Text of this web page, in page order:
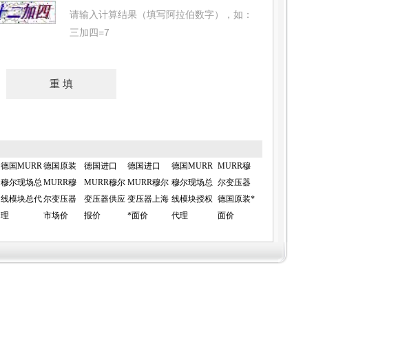
请输入计算结果（填写阿拉伯数字），如：
三加四=7
德国MURR
穆尔现场总
线模块总代
理
德国原装
MURR穆
尔变压器
市场价
德国进口
MURR穆尔
变压器供应
报价
德国进口
MURR穆尔
变压器上海
*面价
德国MURR
穆尔现场总
线模块授权
代理
MURR穆
尔变压器
德国原装*
面价